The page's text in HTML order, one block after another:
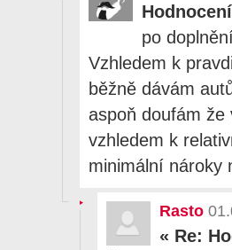
Hodnocení
po
Vzhledem k
běžně dávám
aspoň doufám že
vzhledem k
minimální nároky
Rasto
« Re: